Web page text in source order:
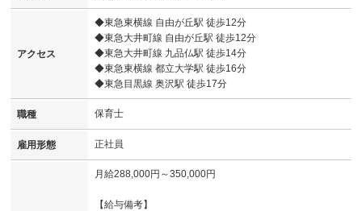
アクセス
◆東急東横線 自由が丘駅 徒歩12分
◆東急大井町線 自由が丘駅 徒歩12分
◆東急大井町線 九品仏駅 徒歩14分
◆東急東横線 都立大学駅 徒歩16分
◆東急目黒線 奥沢駅 徒歩17分
職種 保育士
雇用形態 正社員
月給288,000円～350,000円
【給与備考】